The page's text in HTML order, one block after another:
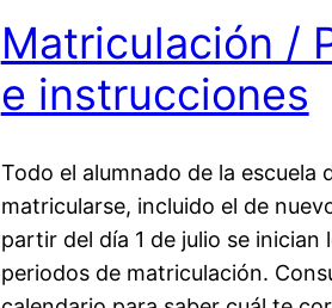
Matriculación /
e instrucciones
Todo el alumnado de la escuela
matricularse, incluido el de
partir del día 1 de julio se inician
periodos de matriculación.